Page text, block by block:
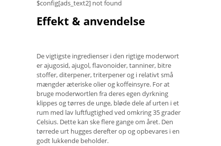
$config[ads_text2] not found
Effekt & anvendelse
De vigtigste ingredienser i den rigtige moderwort
er ajugosid, ajugol, flavonoider, tanniner, bitre
stoffer, diterpener, triterpener og i relativt små
mængder æteriske olier og koffeinsyre. For at
bruge moderwortlen fra deres egen dyrkning
klippes og tørres de unge, bløde dele af urten i et
rum med lav luftfugtighed ved omkring 35 grader
Celsius. Dette kan ske flere gange om året. Den
tørrede urt hugges derefter op og opbevares i en
godt lukkende beholder.